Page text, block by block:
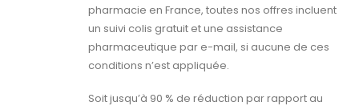
pharmacie en France, toutes nos offres incluent
un suivi colis gratuit et une assistance
pharmaceutique par e-mail, si aucune de ces
conditions n’est appliquée.
Soit jusqu’à 90 % de réduction par rapport au